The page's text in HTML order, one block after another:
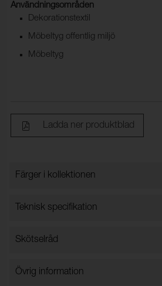
Användningsområden
Dekorationstextil
Möbeltyg offentlig miljö
Möbeltyg
Ladda ner produktblad
Färger i kollektionen
Färger i kollektionen
Teknisk specifikation
Bredd:
Skötselråd
Torktumling i låg temperatur.
Övrig information